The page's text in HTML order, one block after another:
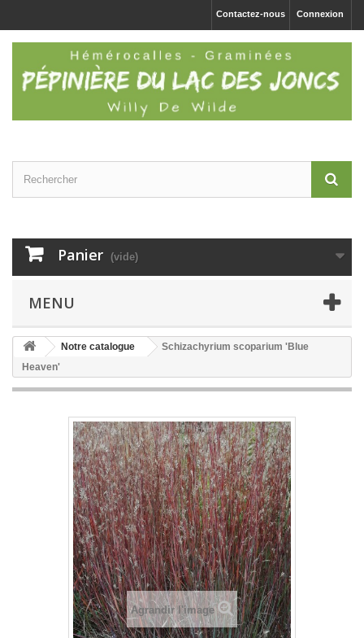
Connexion
Contactez-nous
Panier (vide)
MENU
Notre catalogue
Schizachyrium scoparium 'Blue
Heaven'
Agrandir l'image